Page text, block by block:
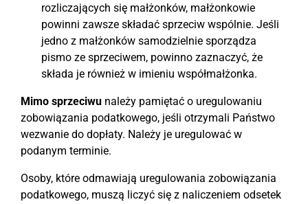
rozliczających się małżonków, małżonkowie
powinni zawsze składać sprzeciw wspólnie. Jeśli
jedno z małżonków samodzielnie sporządza
pismo ze sprzeciwem, powinno zaznaczyć, że
składa je również w imieniu współmałżonka.
Mimo sprzeciwu należy pamiętać o uregulowaniu
zobowiązania podatkowego, jeśli otrzymali Państwo
wezwanie do dopłaty. Należy je uregulować w
podanym terminie.
Osoby, które odmawiają uregulowania zobowiązania
podatkowego, muszą liczyć się z naliczeniem odsetek